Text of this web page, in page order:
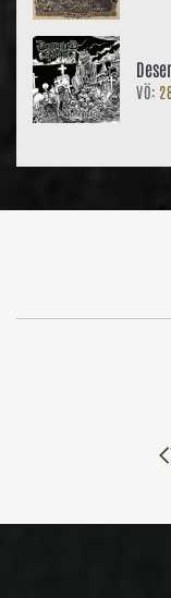
VÖ: